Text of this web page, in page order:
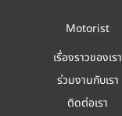
Motorist
เรื่องราวของเรา
ร่วมงานกับเรา
ติดต่อเรา